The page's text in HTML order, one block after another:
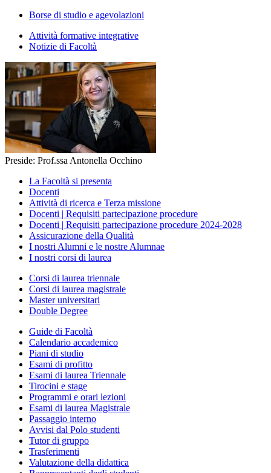
Borse di studio e agevolazioni
Attività formative integrative
Notizie di Facoltà
Preside: Prof.ssa Antonella Occhino
La Facoltà si presenta
Docenti
Attività di ricerca e Terza missione
Docenti | Requisiti partecipazione procedure
Docenti | Requisiti partecipazione procedure 2024-2028
Assicurazione della Qualità
I nostri Alumni e le nostre Alumnae
I nostri corsi di laurea
Corsi di laurea triennale
Corsi di laurea magistrale
Master universitari
Double Degree
Guide di Facoltà
Calendario accademico
Piani di studio
Esami di profitto
Esami di laurea Triennale
Tirocini e stage
Programmi e orari lezioni
Esami di laurea Magistrale
Passaggio interno
Avvisi dal Polo studenti
Tutor di gruppo
Trasferimenti
Valutazione della didattica